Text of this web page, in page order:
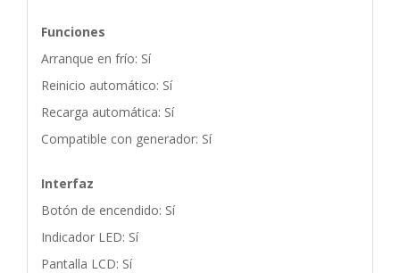
Funciones
Arranque en frío: Sí
Reinicio automático: Sí
Recarga automática: Sí
Compatible con generador: Sí
Interfaz
Botón de encendido: Sí
Indicador LED: Sí
Pantalla LCD: Sí